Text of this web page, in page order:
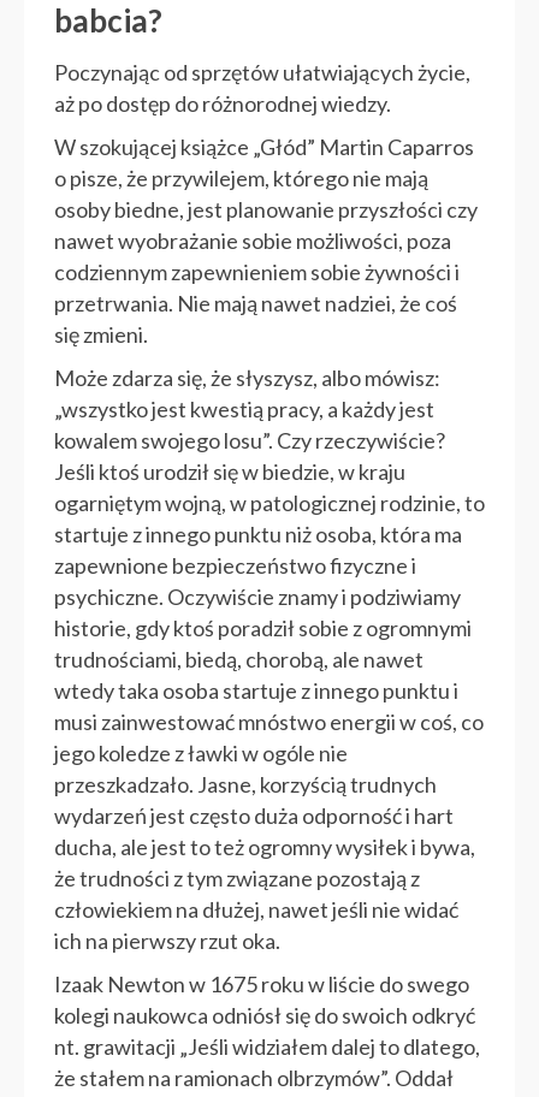
babcia?
Poczynając od sprzętów ułatwiających życie,
aż po dostęp do różnorodnej wiedzy.
W szokującej książce „Głód” Martin Caparros
o pisze, że przywilejem, którego nie mają
osoby biedne, jest planowanie przyszłości czy
nawet wyobrażanie sobie możliwości, poza
codziennym zapewnieniem sobie żywności i
przetrwania. Nie mają nawet nadziei, że coś
się zmieni.
Może zdarza się, że słyszysz, albo mówisz:
„wszystko jest kwestią pracy, a każdy jest
kowalem swojego losu”. Czy rzeczywiście?
Jeśli ktoś urodził się w biedzie, w kraju
ogarniętym wojną, w patologicznej rodzinie, to
startuje z innego punktu niż osoba, która ma
zapewnione bezpieczeństwo fizyczne i
psychiczne. Oczywiście znamy i podziwiamy
historie, gdy ktoś poradził sobie z ogromnymi
trudnościami, biedą, chorobą, ale nawet
wtedy taka osoba startuje z innego punktu i
musi zainwestować mnóstwo energii w coś, co
jego koledze z ławki w ogóle nie
przeszkadzało. Jasne, korzyścią trudnych
wydarzeń jest często duża odporność i hart
ducha, ale jest to też ogromny wysiłek i bywa,
że trudności z tym związane pozostają z
człowiekiem na dłużej, nawet jeśli nie widać
ich na pierwszy rzut oka.
Izaak Newton w 1675 roku w liście do swego
kolegi naukowca odniósł się do swoich odkryć
nt. grawitacji „Jeśli widziałem dalej to dlatego,
że stałem na ramionach olbrzymów”. Oddał